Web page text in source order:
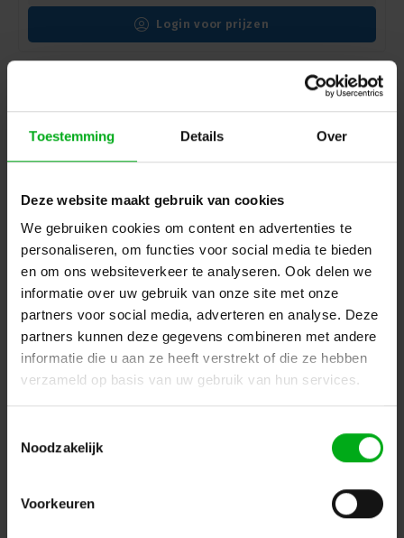
Toestemming Details Over
Deze website maakt gebruik van cookies
We gebruiken cookies om content en advertenties te
personaliseren, om functies voor social media te bieden
en om ons websiteverkeer te analyseren. Ook delen we
informatie over uw gebruik van onze site met onze
partners voor social media, adverteren en analyse. Deze
partners kunnen deze gegevens combineren met andere
informatie die u aan ze heeft verstrekt of die ze hebben
verzameld op basis van uw gebruik van hun services.
Noodzakelijk
Voorkeuren
Login voor prijzen
SPX | SYCLOSPOT LP35 led spot | Openingshoek: 22° |
Vermogen: 29W
SPX* |PRI01562
Levertijd op aanvraag
Kleurtemperatuur: 3000K, Aansturing: CASAMBI (BLE), Bevestiging: Hook mounting, Kleur: Zwart